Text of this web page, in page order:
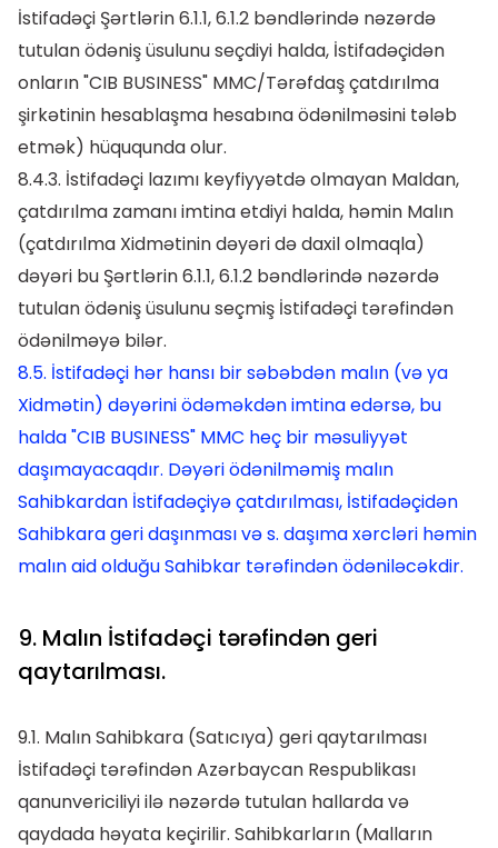
İstifadəçi Şərtlərin 6.1.1, 6.1.2 bəndlərində nəzərdə
tutulan ödəniş üsulunu seçdiyi halda, İstifadəçidən
onların "CIB BUSINESS" MMC/Tərəfdaş çatdırılma
şirkətinin hesablaşma hesabına ödənilməsini tələb
etmək) hüququnda olur.
8.4.3. İstifadəçi lazımı keyfiyyətdə olmayan Maldan,
çatdırılma zamanı imtina etdiyi halda, həmin Malın
(çatdırılma Xidmətinin dəyəri də daxil olmaqla)
dəyəri bu Şərtlərin 6.1.1, 6.1.2 bəndlərində nəzərdə
tutulan ödəniş üsulunu seçmiş İstifadəçi tərəfindən
ödənilməyə bilər.
8.5. İstifadəçi hər hansı bir səbəbdən malın (və ya
Xidmətin) dəyərini ödəməkdən imtina edərsə, bu
halda "CIB BUSINESS" MMC heç bir məsuliyyət
daşımayacaqdır. Dəyəri ödənilməmiş malın
Sahibkardan İstifadəçiyə çatdırılması, İstifadəçidən
Sahibkara geri daşınması və s. daşıma xərcləri həmin
malın aid olduğu Sahibkar tərəfindən ödəniləcəkdir.
9. Malın İstifadəçi tərəfindən geri
qaytarılması.
9.1. Malın Sahibkara (Satıcıya) geri qaytarılması
İstifadəçi tərəfindən Azərbaycan Respublikası
qanunvericiliyi ilə nəzərdə tutulan hallarda və
qaydada həyata keçirilir. Sahibkarların (Malların